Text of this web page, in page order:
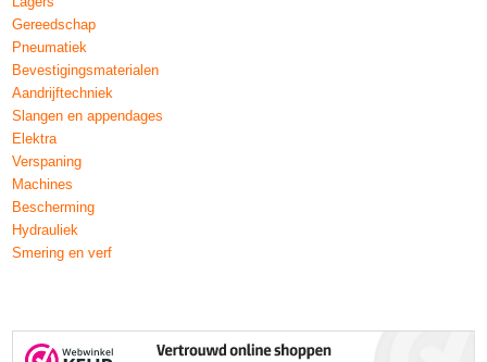
Gereedschap
Pneumatiek
Bevestigingsmaterialen
Aandrijftechniek
Slangen en appendages
Elektra
Verspaning
Machines
Bescherming
Hydrauliek
Smering en verf